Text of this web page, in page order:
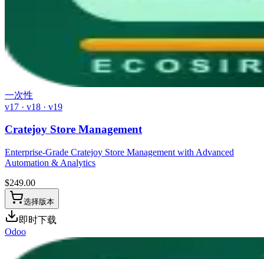
一次性
v17 · v18 · v19
Cratejoy Store Management
Enterprise-Grade Cratejoy Store Management with Advanced
Automation & Analytics
$249.00
选择版本
即时下载
Odoo